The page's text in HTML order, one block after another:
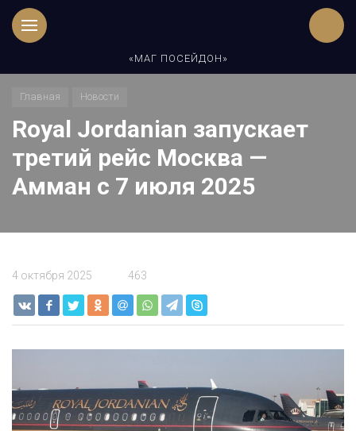
«МАГ ПОСЕЙДОН»
Главная Новости
Royal Jordanian запускает
третий рейс Москва —
Амман с 7 июля 2025
4 октября 2025 463